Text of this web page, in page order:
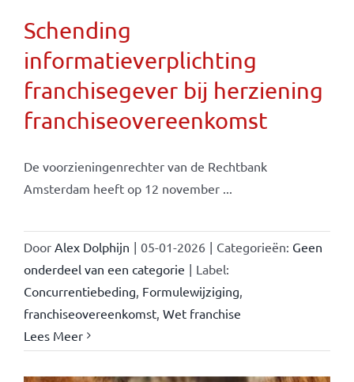
Schending
informatieverplichting
franchisegever bij herziening
franchiseovereenkomst
De voorzieningenrechter van de Rechtbank
Amsterdam heeft op 12 november ...
Door Alex Dolphijn | 05-01-2026 | Categorieën: Geen
onderdeel van een categorie | Label:
Concurrentiebeding Formulewijziging
franchiseovereenkomst, Wet franchise
Lees Meer